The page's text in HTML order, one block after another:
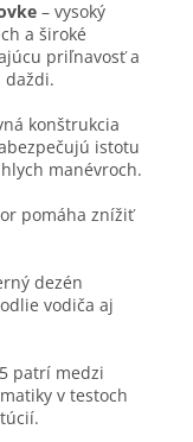
– vysoký
a široké
priľnavosť a
daždi.
konštrukcia
istotu
manévroch.
pomáha znížiť
dezén
vodiča aj
patrí medzi
v testoch